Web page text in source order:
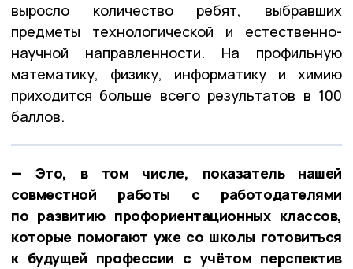
выросло количество ребят, выбравших
предметы технологической и естественно-
научной направленности. На профильную
математику, физику, информатику и химию
приходится больше всего результатов в 100
баллов.
— Это, в том числе, показатель нашей
совместной работы с работодателями
по развитию профориентационных классов,
которые помогают уже со школы готовиться
к будущей профессии с учётом перспектив